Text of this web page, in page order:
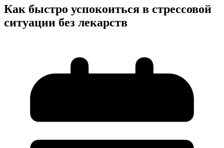
Как быстро успокоиться в стрессовой
ситуации без лекарств